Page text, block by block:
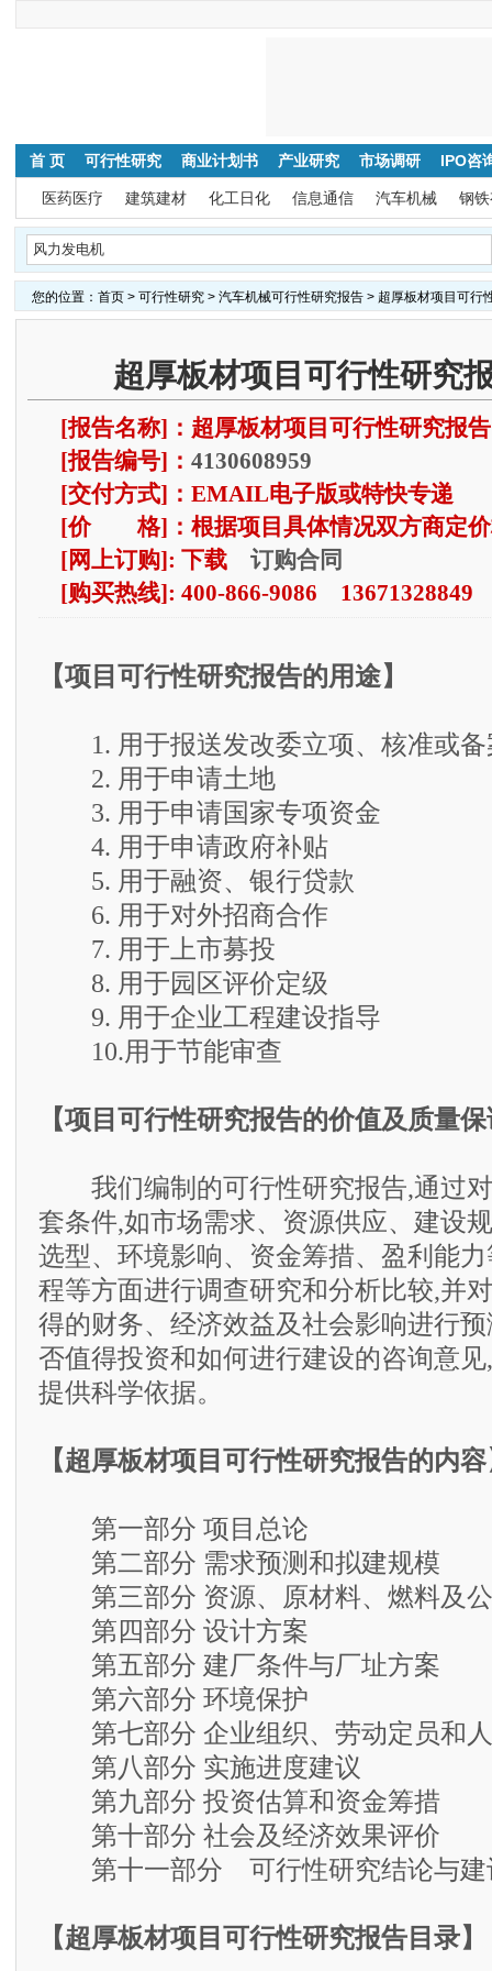
首 页 可行性研究 商业计划书 产业研究 市场调研 IPO咨
医药医疗 建筑建材 化工日化 信息通信 汽车机械 钢
您的位置： 首页> 可行性研究> 汽车机械可行性研究报告> 超厚板材项目可行
超厚板材项目可行性研究
[报告名称]：超厚板材项目可行性研究报
[报告编号]： 4130608959
[交付方式]：EMAIL电子版或特快专递
[价 格]：根据项目具体情况双方商定
[网上订购]: 下载 订购合同
[购买热线]: 400-866-9086 13671328849
【项目可行性研究报告的用途】
1. 用于报送发改委立项、核准或备
2. 用于申请土地
3. 用于申请国家专项资金
4. 用于申请政府补贴
5. 用于融资、银行贷款
6. 用于对外招商合作
7. 用于上市募投
8. 用于园区评价定级
9. 用于企业工程建设指导
10.用于节能审查
【项目可行性研究报告的价值及质量
我们编制的可行性研究报告,通过对
套条件,如市场需求、资源供应、建设
选型、环境影响、资金筹措、盈利能
程等方面进行调查研究和分析比较,并
得的财务、经济效益及社会影响进行
否值得投资和如何进行建设的咨询意
提供科学依据。
【超厚板材项目可行性研究报告的内
第一部分 项目总论
第二部分 需求预测和拟建规模
第三部分 资源、原材料、燃料及公
第四部分 设计方案
第五部分 建厂条件与厂址方案
第六部分 环境保护
第七部分 企业组织、劳动定员和人
第八部分 实施进度建议
第九部分 投资估算和资金筹措
第十部分 社会及经济效果评价
第十一部分 可行性研究结论与建
【超厚板材项目可行性研究报告目录】